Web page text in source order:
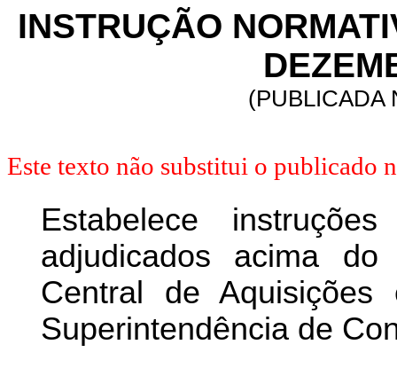
INSTRUÇÃO
(PUBLICADA
Este texto não substitui o publicado
Estabelece
adjudicados acima
Central de
Superintendência de